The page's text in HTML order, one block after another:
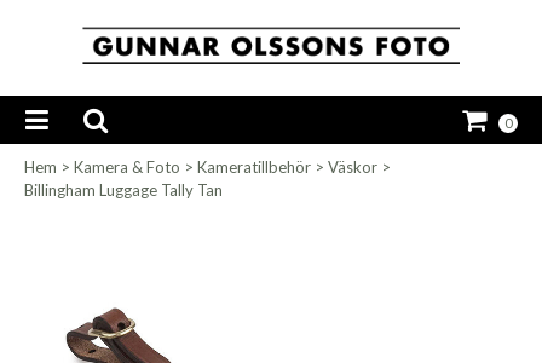
0
Hem > Kamera & Foto > Kameratillbehör > Väskor >
Billingham Luggage Tally Tan